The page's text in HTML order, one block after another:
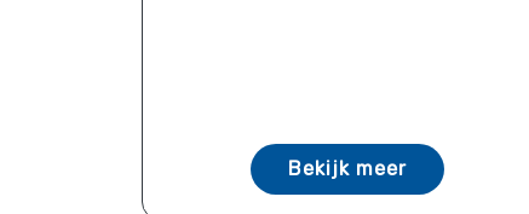
Bekijk meer